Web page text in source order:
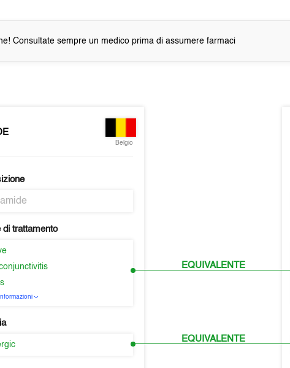
Consultate sempre un medico prima di assumere farmaci
Belgio
di trattamento
EQUIVALENTE
EQUIVALENTE